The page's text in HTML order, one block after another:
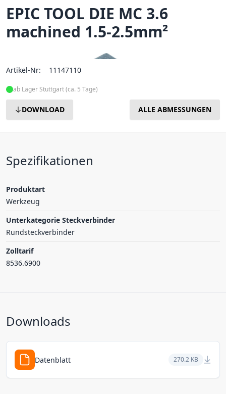
EPIC TOOL DIE MC 3.6
machined 1.5-2.5mm²
Artikel-Nr: 11147110
ab Lager Stuttgart (ca. 5 Tage)
DOWNLOAD ALLE ABMESSUNGEN
Spezifikationen
Produktart
Werkzeug
Unterkategorie Steckverbinder
Rundsteckverbinder
Zolltarif
8536.6900
Downloads
Datenblatt 270.2 KB